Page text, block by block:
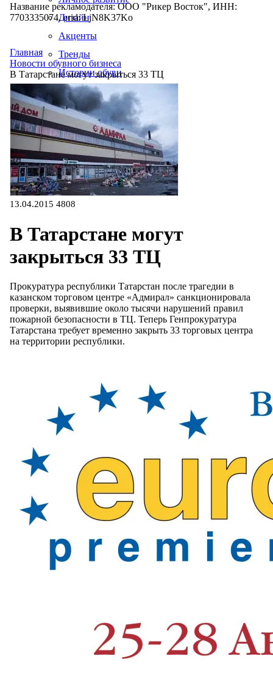
Дизайн
Акценты
Тренды
Истории обуви
Производство
Название рекламодателя: ООО "Рикер Восток", ИНН:
7703335074, erid: LjN8K37Ko
Главная
Новости обувного бизнеса
В Татарстане могут закрыться 33 ТЦ
13.04.2015 4808
В Татарстане могут
закрыться 33 ТЦ
Прокуратура республики Татарстан после трагедии в
казанском торговом центре «Адмирал» санкционировала
проверки, выявившие около тысячи нарушений правил
пожарной безопасности в ТЦ. Теперь Генпрокуратура
Татарстана требует временно закрыть 33 торговых центра
на территории республики.